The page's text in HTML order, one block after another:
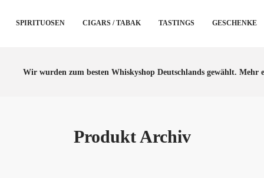
SPIRITUOSEN CIGARS / TABAK TASTINGS GESCHENKE
Wir wurden zum besten Whiskyshop Deutschlands gewählt. Mehr
Produkt Archiv